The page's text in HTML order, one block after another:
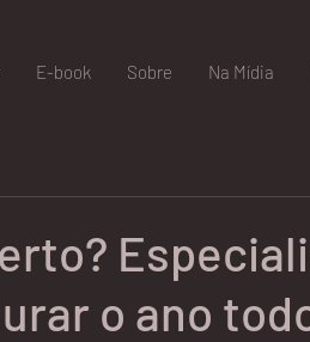
E-book Sobre Na Mídia
o ano